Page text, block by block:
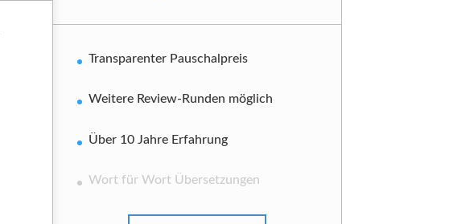
Transparenter Pauschalpreis
Weitere Review-Runden möglich
Über 10 Jahre Erfahrung
Wort für Wort Übersetzungen